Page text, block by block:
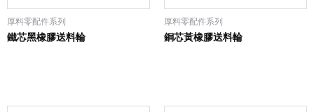
厚料零配件系列
鐵芯黑橡膠送料輪
厚料零配件系列
銅芯黃橡膠送料輪